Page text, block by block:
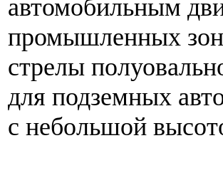
автомобильным
промышленных
стрелы
для подземных
с небольшой